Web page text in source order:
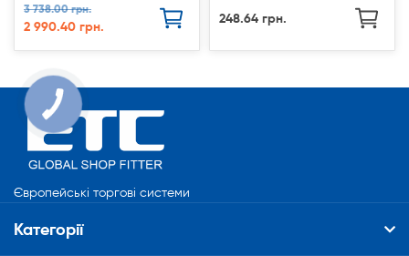
3 738.00 грн.
2 990.40 грн. 248.64 грн.
Європейські торгові системи
Категорії